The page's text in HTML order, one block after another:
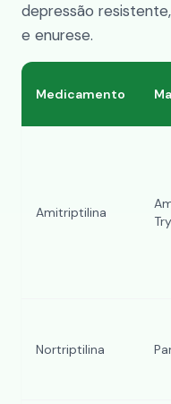
depressão
e enurese.
Medicamento
Amitriptilina
Nortriptilina